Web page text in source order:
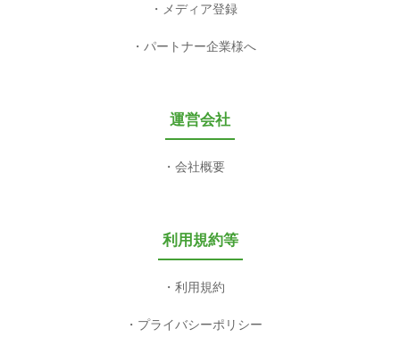
メディア登録
パートナー企業様へ
運営会社
会社概要
利用規約等
利用規約
プライバシーポリシー